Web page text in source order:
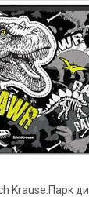
Krause.Парк